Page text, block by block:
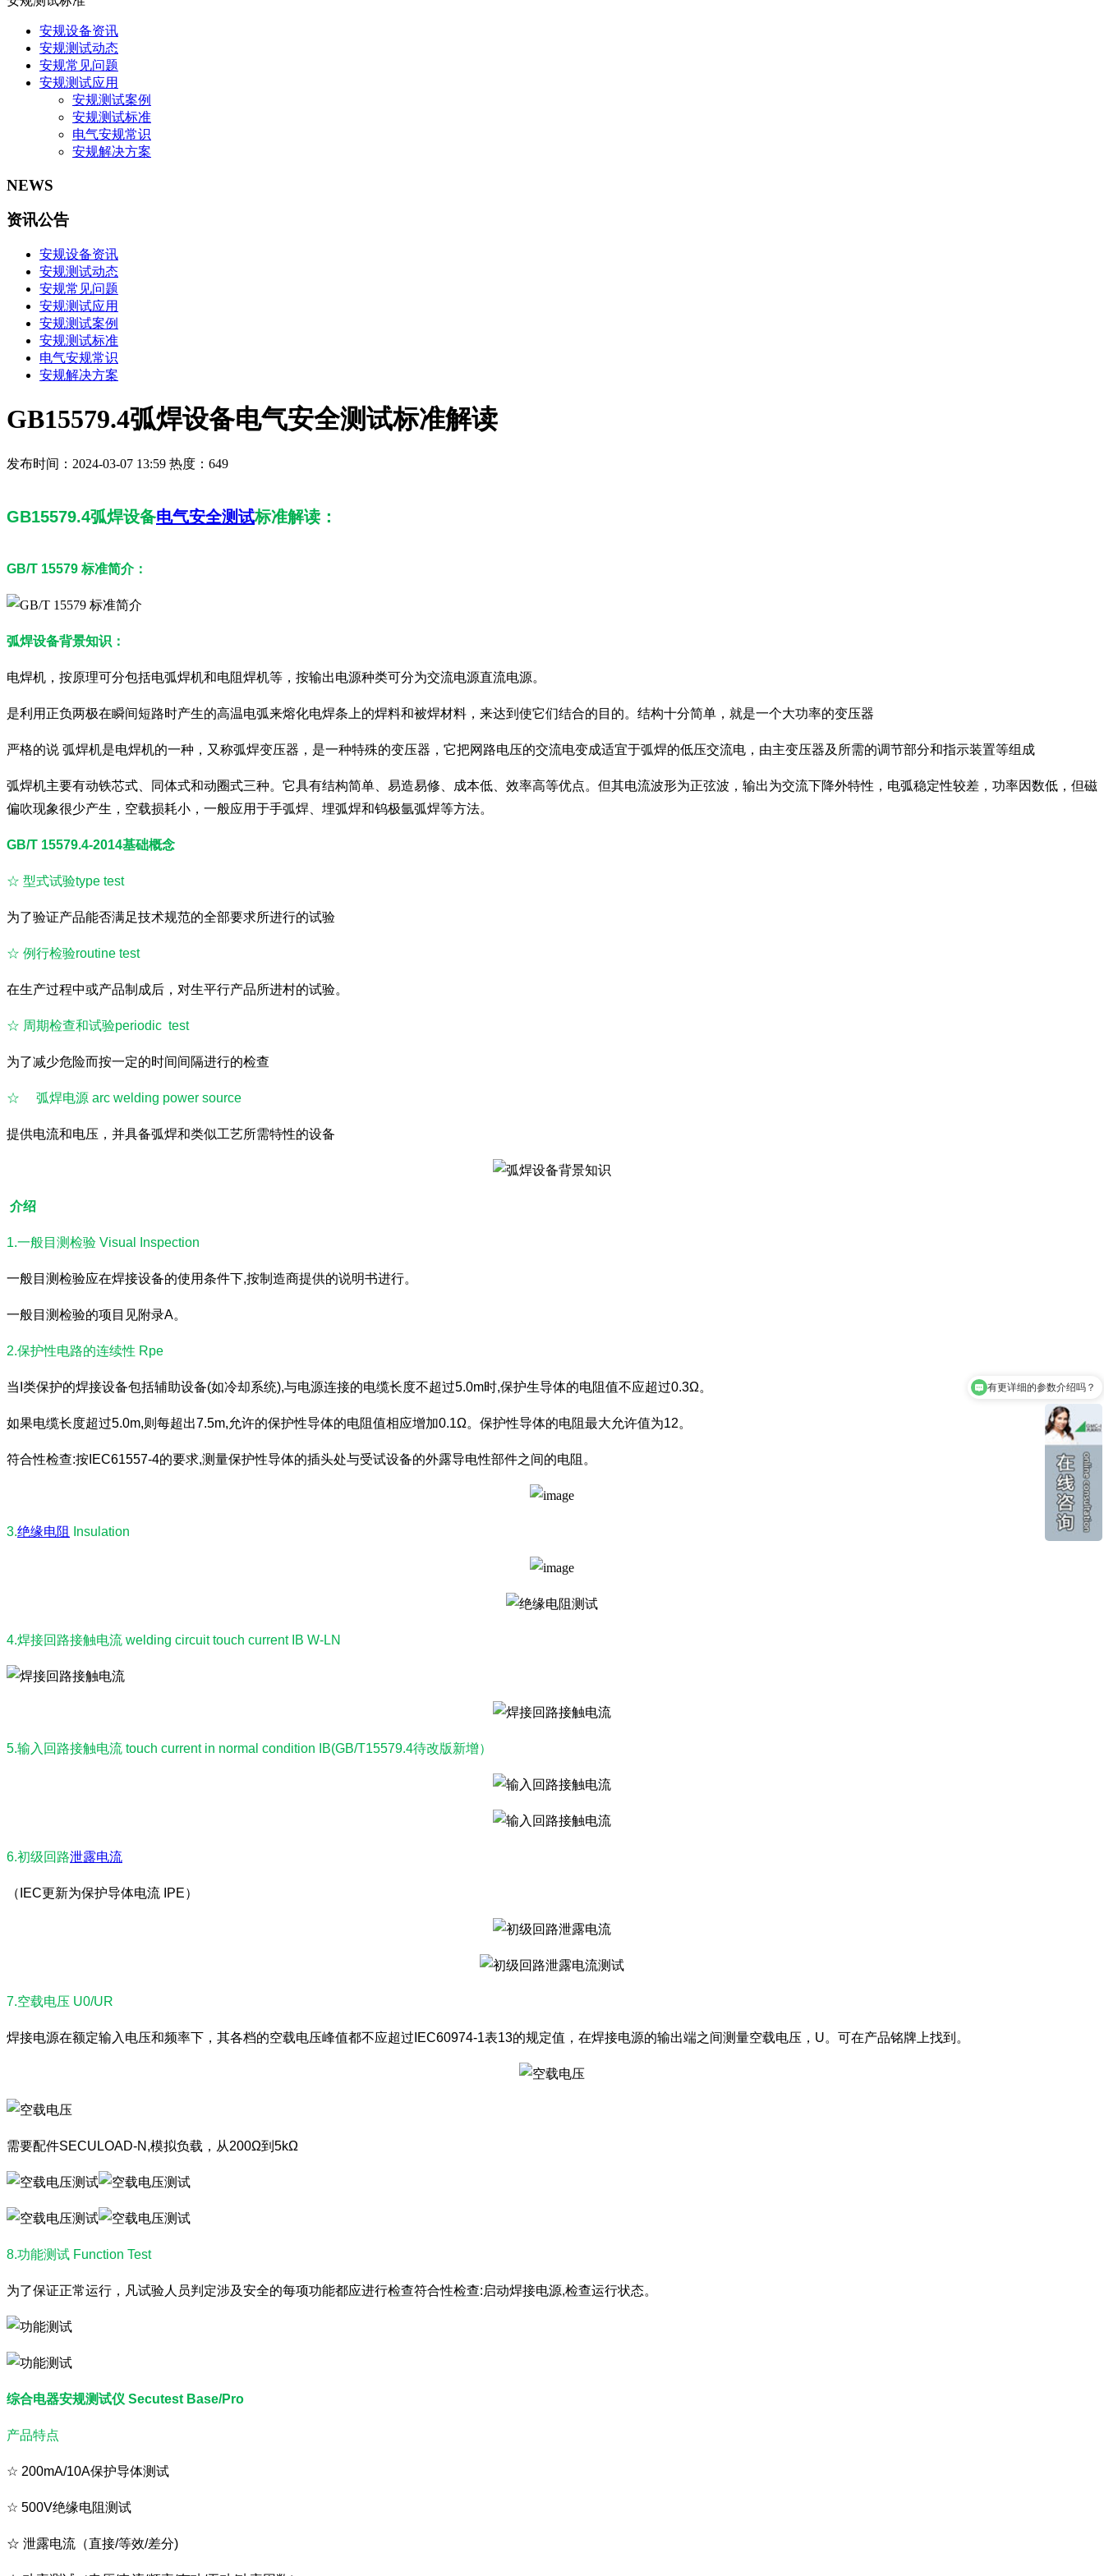
安规设备资讯
安规测试动态
安规常见问题
安规测试应用
安规测试案例
安规测试标准
电气安规常识
安规解决方案
NEWS
资讯公告
安规设备资讯
安规测试动态
安规常见问题
安规测试应用
安规测试案例
安规测试标准
电气安规常识
安规解决方案
GB15579.4弧焊设备电气安全测试标准解读
发布时间：2024-03-07 13:59 热度：649
GB15579.4弧焊设备电气安全测试标准解读：
GB/T 15579 标准简介：
弧焊设备背景知识：
电焊机，按原理可分包括电弧焊机和电阻焊机等，按输出电源种类可分为交流电源直流电源。
是利用正负两极在瞬间短路时产生的高温电弧来熔化电焊条上的焊料和被焊材料，来达到使它们结合的目的。结构十分简单，就是一个大功率的变压器
严格的说 弧焊机是电焊机的一种，又称弧焊变压器，是一种特殊的变压器，它把网路电压的交流电变成适宜于弧焊的低压交流电，由主变压器及所需的调节部分和指示装置等组成
弧焊机主要有动铁芯式、同体式和动圈式三种。它具有结构简单、易造易修、成本低、效率高等优点。但其电流波形为正弦波，输出为交流下降外特性，电弧稳定性较差，功率因数低，但磁
偏吹现象很少产生，空载损耗小，一般应用于手弧焊、埋弧焊和钨极氩弧焊等方法。
GB/T 15579.4-2014基础概念
☆ 型式试验type test
为了验证产品能否满足技术规范的全部要求所进行的试验
☆ 例行检验routine test
在生产过程中或产品制成后，对生平行产品所进村的试验。
☆ 周期检查和试验periodic test
为了减少危险而按一定的时间间隔进行的检查
☆ 弧焊电源 arc welding power source
提供电流和电压，并具备弧焊和类似工艺所需特性的设备
介绍
1.一般目测检验 Visual Inspection
一般目测检验应在焊接设备的使用条件下,按制造商提供的说明书进行。
一般目测检验的项目见附录A。
2.保护性电路的连续性 Rpe
当I类保护的焊接设备包括辅助设备(如冷却系统),与电源连接的电缆长度不超过5.0m时,保护生导体的电阻值不应超过0.3Ω。
如果电缆长度超过5.0m,则每超出7.5m,允许的保护性导体的电阻值相应增加0.1Ω。保护性导体的电阻最大允许值为12。
符合性检查:按IEC61557-4的要求,测量保护性导体的插头处与受试设备的外露导电性部件之间的电阻。
3.绝缘电阻 Insulation
4.焊接回路接触电流 welding circuit touch current IB W-LN
5.输入回路接触电流 touch current in normal condition IB(GB/T15579.4待改版新增）
6.初级回路泄露电流
（IEC更新为保护导体电流 IPE）
7.空载电压 U0/UR
焊接电源在额定输入电压和频率下，其各档的空载电压峰值都不应超过IEC60974-1表13的规定值，在焊接电源的输出端之间测量空载电压，U。可在产品铭牌上找到。
需要配件SECULOAD-N,模拟负载，从200Ω到5kΩ
8.功能测试 Function Test
为了保证正常运行，凡试验人员判定涉及安全的每项功能都应进行检查符合性检查:启动焊接电源,检查运行状态。
综合电器安规测试仪 Secutest Base/Pro
产品特点
☆ 200mA/10A保护导体测试
☆ 500V绝缘电阻测试
☆ 泄露电流（直接/等效/差分)
你们是原厂还是代理？